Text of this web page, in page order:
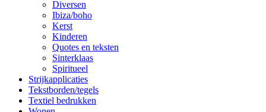
Diversen
Ibiza/boho
Kerst
Kinderen
Quotes en teksten
Sinterklaas
Spiritueel
Strijkapplicaties
Tekstborden/tegels
Textiel bedrukken